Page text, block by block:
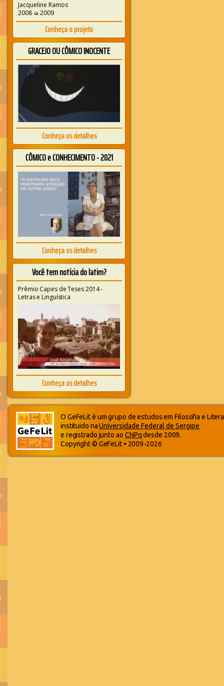
Jacqueline Ramos
2008 ➭ 2009
Conheça o projeto
GRACEJO OU CÔMICO INOCENTE
Conheça os detalhes
CÔMICO e CONHECIMENTO - 2021
Conheça os detalhes
Você tem notícia do latim?
Prêmio Capes de Teses 2014 -
Letras e Linguística
Conheça os detalhes
O GeFeLit é um grupo de estudos em Filosofia e
instituido naUniversidade Federal de Sergipe
e registrado junto ao CNPqdesde 2009.
Copyright © GeFeLit • 2009-2026